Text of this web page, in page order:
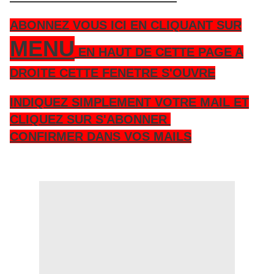
ABONNEZ VOUS ICI EN CLIQUANT SUR
MENU EN HAUT DE CETTE PAGE A
DROITE CETTE FENETRE S'OUVRE
INDIQUEZ SIMPLEMENT VOTRE MAIL ET
CLIQUEZ SUR S'ABONNER
CONFIRMER DANS VOS MAILS